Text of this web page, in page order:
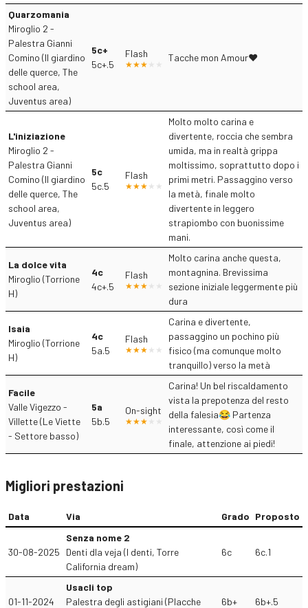
Quarzomania
Miroglio 2 -
Palestra Gianni
Comino (Il giardino
delle querce, The
school area,
Juventus area)
5c+
5c+.5
Flash Tacche mon Amour❤️
L'iniziazione
Miroglio 2 -
Palestra Gianni
Comino (Il giardino
delle querce, The
school area,
Juventus area)
5c
5c.5
Flash
Molto molto carina e
divertente, roccia che sembra
umida, ma in realtà grippa
moltissimo, soprattutto dopo i
primi metri. Passaggino verso
la metà, finale molto
divertente in leggero
strapiombo con buonissime
mani.
La dolce vita
Miroglio (Torrione
H)
4c
4c+.5
Flash
Molto carina anche questa,
montagnina. Brevissima
sezione iniziale leggermente più
dura
Isaia
Miroglio (Torrione
H)
4c
5a.5
Flash
Carina e divertente,
passaggino un pochino più
fisico (ma comunque molto
tranquillo) verso la metà
Facile
Valle Vigezzo -
Villette (Le Viette
- Settore basso)
5a
5b.5
On-sight
Carina! Un bel riscaldamento
vista la prepotenza del resto
della falesia😂 Partenza
interessante, così come il
finale, attenzione ai piedi!
Migliori prestazioni
Data Via Grado Proposto
30-08-2025
Senza nome 2
Denti dla veja (I denti, Torre
California dream)
6c 6c.1
01-11-2024
Usacli top
Palestra degli astigiani (Placche
6b+ 6b+.5